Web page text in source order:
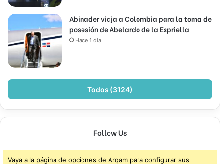
Abinader viaja a Colombia para la toma de
posesión de Abelardo de la Espriella
Hace 1 día
Todos (3124)
Follow Us
Vaya a la página de opciones de Arqam para configurar sus